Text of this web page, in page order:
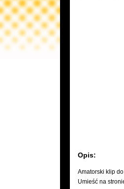
Opis:
Amatorski klip
Umieść na